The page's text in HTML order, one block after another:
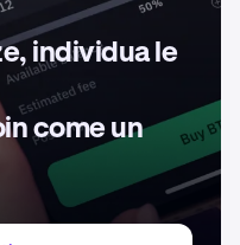
individua le
come un